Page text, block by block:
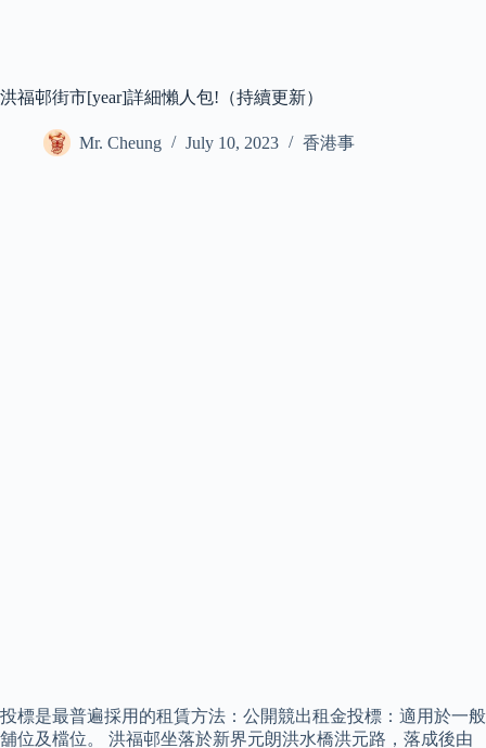
洪福邨街市[year]詳細懶人包!（持續更新）
Mr. Cheung July 10, 2023 香港事
投標是最普遍採用的租賃方法：公開競出租金投標：適用於一般
舖位及檔位。 洪福邨坐落於新界元朗洪水橋洪元路，落成後由